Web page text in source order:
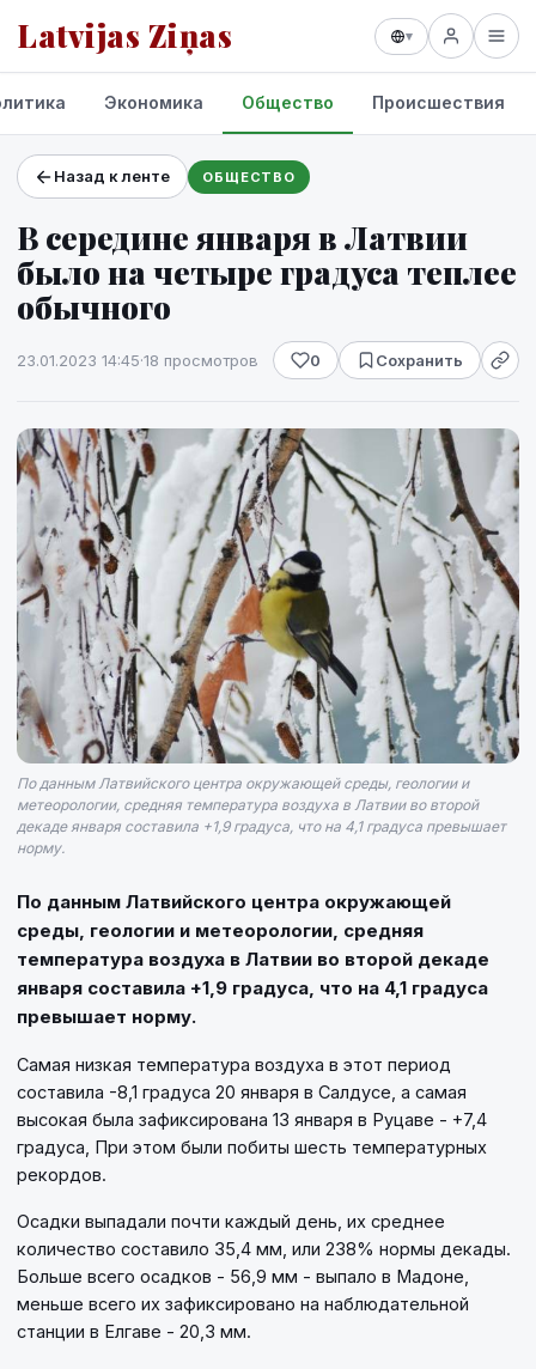
Latvijas Ziņas ▾
Проекты и сервисы
Прогноз погоды
Экономика Общество Происшествия
Назад к ленте ОБЩЕСТВО
В середине января в Латвии
было на четыре градуса теплее
обычного
23.01.2023 14:45·18 просмотров 0 Сохранить
По данным Латвийского центра окружающей среды, геологии и
метеорологии, средняя температура воздуха в Латвии во второй
декаде января составила +1,9 градуса, что на 4,1 градуса превышает
норму.
По данным Латвийского центра окружающей
среды, геологии и метеорологии, средняя
температура воздуха в Латвии во второй декаде
января составила +1,9 градуса, что на 4,1 градуса
превышает норму.
Самая низкая температура воздуха в этот период
составила -8,1 градуса 20 января в Салдусе, а самая
высокая была зафиксирована 13 января в Руцаве - +7,4
градуса, При этом были побиты шесть температурных
рекордов.
Осадки выпадали почти каждый день, их среднее
количество составило 35,4 мм, или 238% нормы декады.
Больше всего осадков - 56,9 мм - выпало в Мадоне,
меньше всего их зафиксировано на наблюдательной
станции в Елгаве - 20,3 мм.